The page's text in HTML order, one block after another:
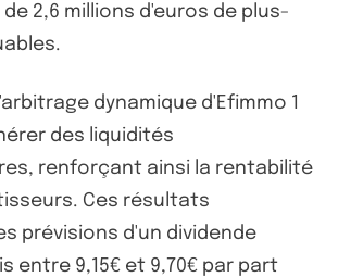
2,6 millions d'euros de plus-
dynamique d'Efimmo 1
des liquidités
renforçant ainsi la rentabilité
Ces résultats
prévisions d'un dividende
entre 9,15€ et 9,70€ par part